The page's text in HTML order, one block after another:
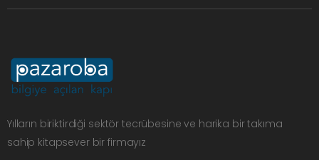
Yılların biriktirdiği sektör tecrübesine ve harika bir takıma
sahip kitapsever bir firmayız